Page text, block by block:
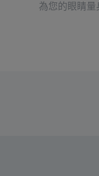
為您的眼睛量